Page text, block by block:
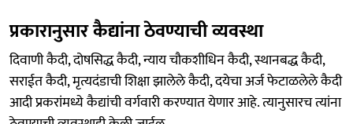
प्रकारानुसार कैद्यांना ठेवण्याची व्यवस्था
दिवाणी कैदी, दोषसिद्ध कैदी, न्याय चौकशीधिन कैदी, स्थानबद्ध कैदी,
सराईत कैदी, मृत्यदंडाची शिक्षा झालेले कैदी, दयेचा अर्ज फेटाळलेले कैदी
आदी प्रकरांमध्ये कैद्यांची वर्गवारी करण्यात येणार आहे. त्यानुसारच त्यांना